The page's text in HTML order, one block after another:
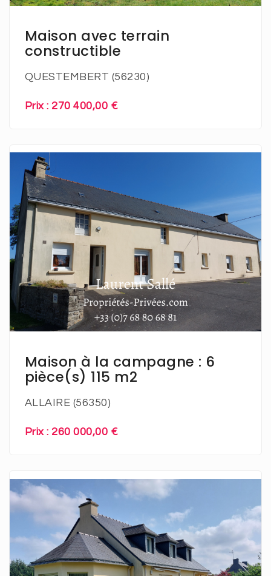
Maison avec terrain
constructible
QUESTEMBERT (56230)
Prix : 270 400,00 €
Maison à la campagne : 6
pièce(s) 115 m2
ALLAIRE (56350)
Prix : 260 000,00 €
En savoir plus